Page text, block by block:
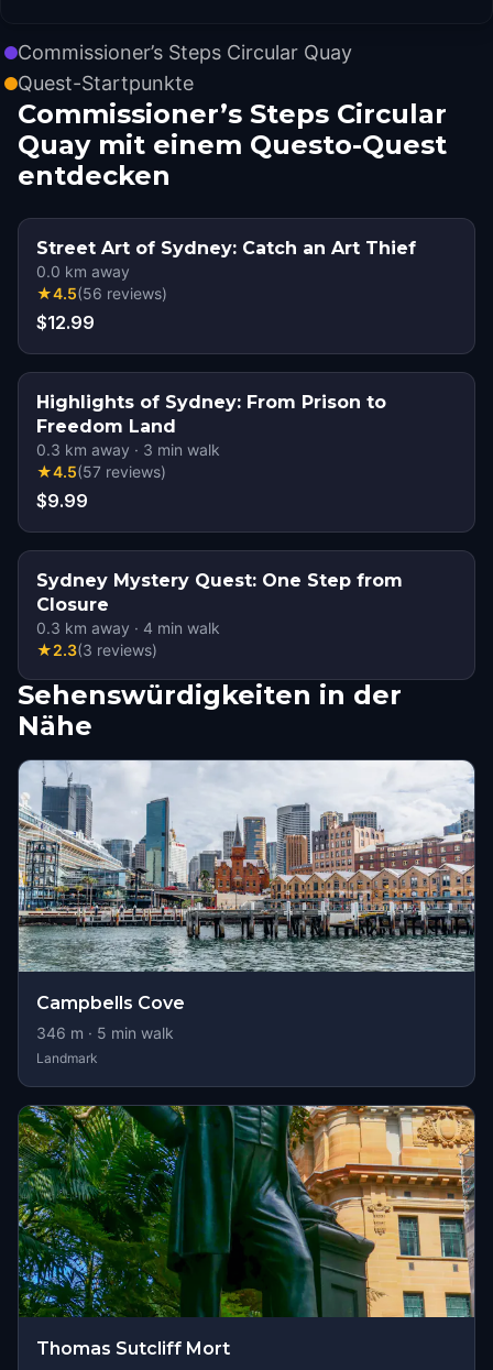
Commissioner’s Steps Circular Quay
Quest-Startpunkte
Commissioner’s Steps Circular
Quay mit einem Questo-Quest
entdecken
Street Art of Sydney: Catch an Art Thief
0.0 km away
★4.5(56 reviews)
$12.99
Highlights of Sydney: From Prison to
Freedom Land
0.3 km away · 3 min walk
★4.5(57 reviews)
$9.99
Sydney Mystery Quest: One Step from
Closure
0.3 km away · 4 min walk
★2.3(3 reviews)
Sehenswürdigkeiten in der
Nähe
Campbells Cove
346 m · 5 min walk
Landmark
Thomas Sutcliff Mort